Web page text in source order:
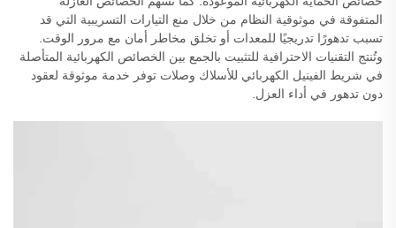
المتفوقة في موثوقية النظام من خلال منع التيارات التسريبية التي قد
تسبب تدهورًا تدريجيًا للمعدات أو تخلق مخاطر أمان مع مرور الوقت.
وتُنتج التقنيات الاحترافية للتثبيت بالجمع بين الخصائص الكهربائية المتأصلة
في شريط الفينيل الكهربائي للأسلاك وصلات توفر خدمة موثوقة لعقود
دون تدهور في أداء العزل.